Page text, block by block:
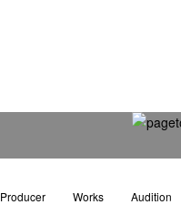
Producer Works Audition